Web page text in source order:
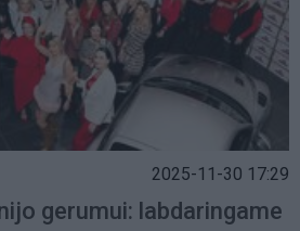
2025-11-30 17:29
gerumui: labdaringame